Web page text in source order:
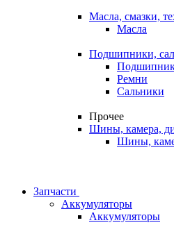
Масла, смазки,
Масла
Подшипники,
Ремни
Сальники
Прочее
Шины, камера,
Шины,
Запчасти
Аккумуляторы
Аккумуляторы